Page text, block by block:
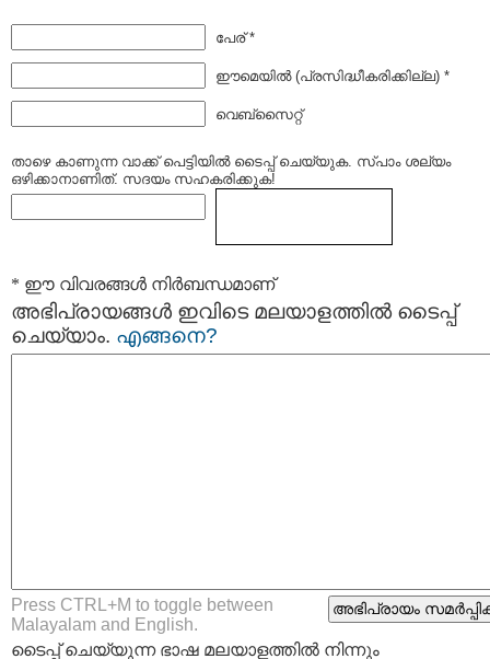
പേര് *
ഈമെയില്‍ (പ്രസിദ്ധീകരിക്കില്ല) *
വെബ്സൈറ്റ്
താഴെ കാണുന്ന വാക്ക് പെട്ടിയില്‍ ടൈപ്പ്‌ ചെയ്യുക. സ്പാം ശല്യം
ഒഴിക്കാനാണിത്. സദയം സഹകരിക്കുക!
* ഈ വിവരങ്ങള്‍ നിര്‍ബന്ധമാണ്
അഭിപ്രായങ്ങള്‍ ഇവിടെ മലയാളത്തില്‍ ടൈപ്പ്
ചെയ്യാം. എങ്ങനെ?
Press CTRL+M to toggle between
Malayalam and English.
ടൈപ്പ്‌ ചെയ്യുന്ന ഭാഷ മലയാളത്തില്‍ നിന്നും